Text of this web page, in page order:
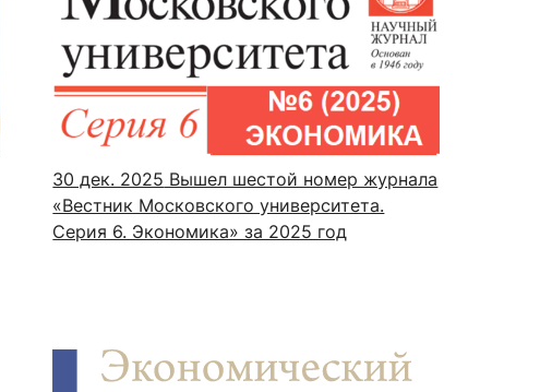
30 дек. 2025 Вышел шестой номер журнала
«Вестник Московского университета.
Серия 6. Экономика» за 2025 год